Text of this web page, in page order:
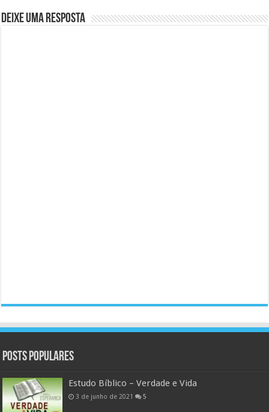
Deixe uma resposta
Posts populares
Estudo Bíblico – Verdade e Vida
3 de junho de 2021 5